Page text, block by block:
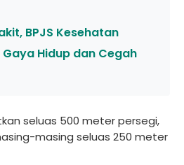
BPJS Kesehatan
Hidup dan Cegah
seluas 500 meter persegi,
masing seluas 250 meter